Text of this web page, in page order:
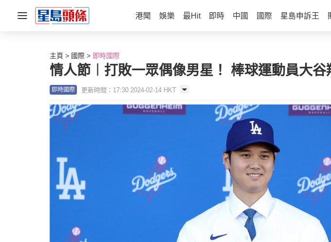
港聞 娛樂 最Hit 即時 中國 國際 星島申訴王
主頁 國際 即時國際
情人節︱打敗一眾偶像男星！ 棒球運動員大
即時國際 更新時間：17:30 2024-02-14 HKT